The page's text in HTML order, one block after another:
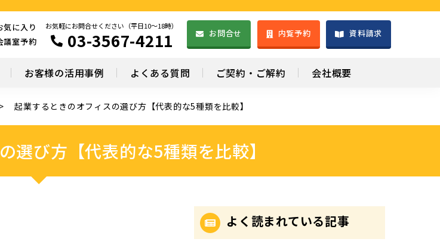
気に入り
議室予約
お気軽にお問合せください（平日10～18時）
03-3567-4211 お問合せ 内覧予約 資料請求
お客様の活用事例 よくある質問 ご契約・ご解約 会社概要
起業するときのオフィスの選び方【代表的な5種類を比較】
選び方【代表的な5種類を比較】
よく読まれている記事